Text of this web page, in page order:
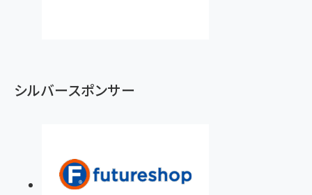
シルバースポンサー